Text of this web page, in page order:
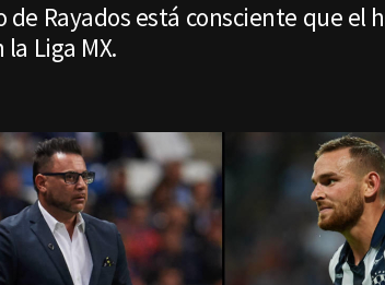
de Rayados está consciente que
Liga MX.